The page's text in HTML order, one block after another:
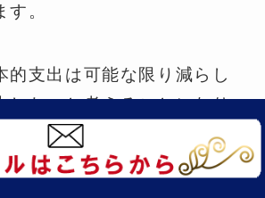
。
的支出は可能な限り減らし
したいと考えることになり
判定が難しいため、実務上
（所得税基本通達37-12、